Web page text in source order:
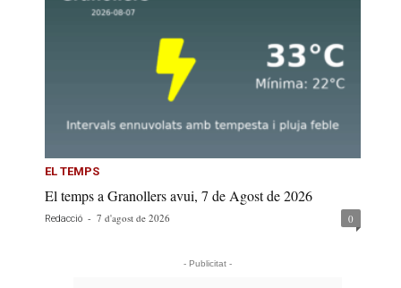
EL TEMPS
El temps a Granollers avui, 7 de Agost de 2026
Redacció - 7 d'agost de 2026 0
- Publicitat -